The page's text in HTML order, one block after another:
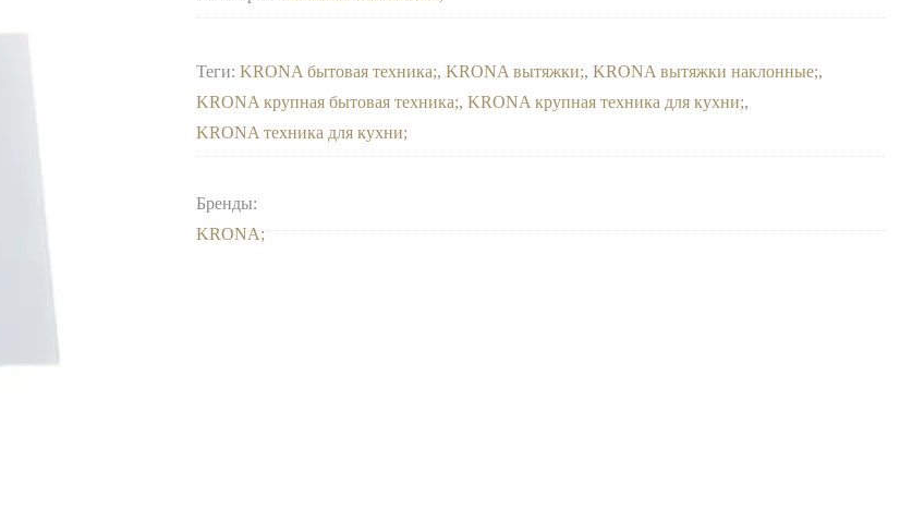
Теги:KRONA бытовая техника ,KRONA вытяжки ,KRONA вытяжки наклонные ,
KRONA крупная бытовая техника ,KRONA крупная техника для кухни ,
KRONA техника для кухни
Бренды:
KRONA